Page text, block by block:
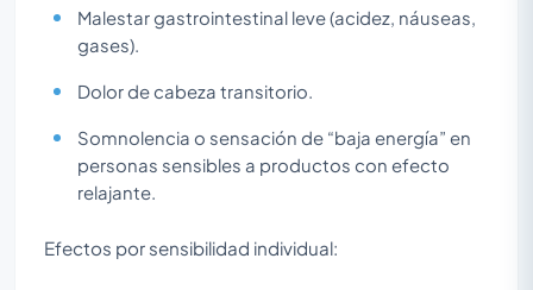
Malestar gastrointestinal leve (acidez, náuseas,
gases).
Dolor de cabeza transitorio.
Somnolencia o sensación de “baja energía” en
personas sensibles a productos con efecto
relajante.
Efectos por sensibilidad individual: